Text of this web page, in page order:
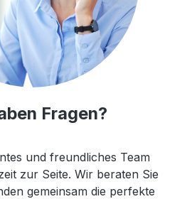
Fragen?
und freundliches Team
zur Seite. Wir beraten Sie
gemeinsam die perfekte